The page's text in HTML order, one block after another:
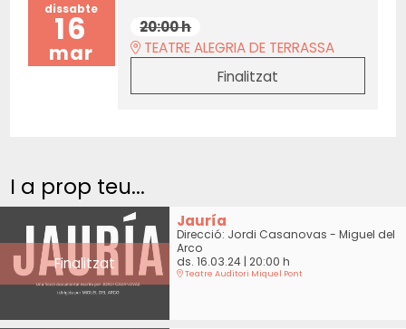
dissabte
16
mar
20:00 h
TEATRE ALEGRIA DE TERRASSA
Finalitzat
I a prop teu...
Finalitzat
Jauría
Direcció: Jordi Casanovas - Miguel del
Arco
ds. 16.03.24| 20:00 h
Teatre Auditori Miquel Pont